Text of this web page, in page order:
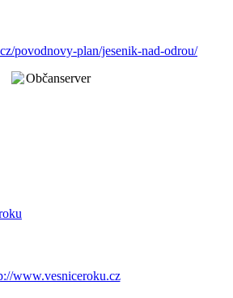
povodnovy-plan/jesenik-nad-odrou/
www.vesniceroku.cz